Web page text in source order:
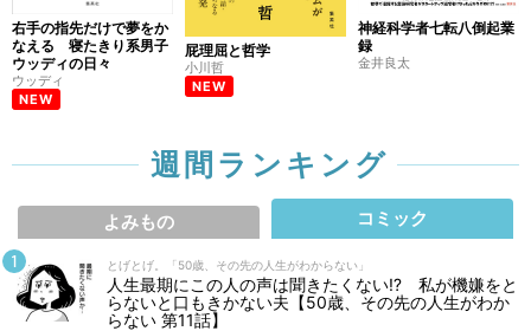
右手の指先だけで夢をか
なえる 寝たきり系男子
ウッディの日々
ウッディ
NEW
屁理屈と哲学
小川哲
NEW
神経科学者七転八倒起業
録
金井良太
週間ランキング
よみもの コミック
とげとげ。「50歳、その先の人生がわからない」
人生最期にこの人の声は聞きたくない⁉ 私が機嫌をと
らないと口もきかない夫【50歳、その先の人生がわか
らない 第11話】